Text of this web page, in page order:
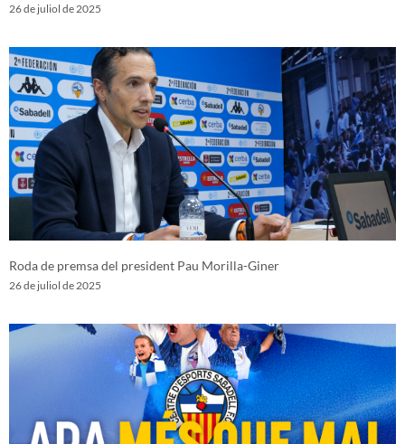
26 de juliol de 2025
Roda de premsa del president Pau Morilla-Giner
26 de juliol de 2025